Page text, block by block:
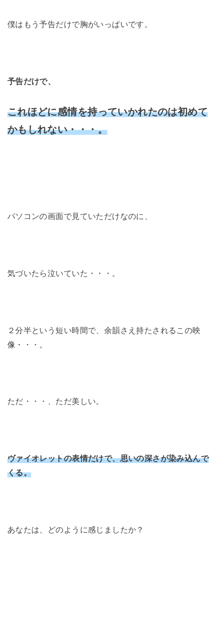
僕はもう予告だけで胸がいっぱいです。
予告だけで、
これほどに感情を持っていかれたのは初めて
かもしれない・・・。
パソコンの画面で見ていただけなのに、
気づいたら泣いていた・・・。
２分半という短い時間で、余韻さえ持たされるこの映
像・・・。
ただ・・・、ただ美しい。
ヴァイオレットの表情だけで、思いの深さが染み込んで
くる。
あなたは、どのように感じましたか？